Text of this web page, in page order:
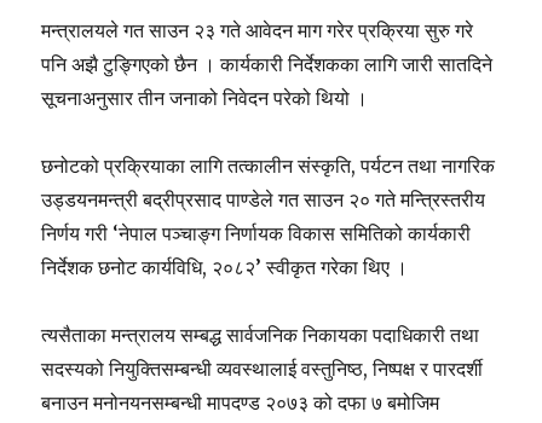
मन्त्रालयले गत साउन २३ गते आवेदन माग गरेर प्रक्रिया सुरु गरे
पनि अझै टुङ्गिएको छैन । कार्यकारी निर्देशकका लागि जारी सातदिने
सूचनाअनुसार तीन जनाको निवेदन परेको थियो ।
छनोटको प्रक्रियाका लागि तत्कालीन संस्कृति, पर्यटन तथा नागरिक
उड्डयनमन्त्री बद्रीप्रसाद पाण्डेले गत साउन २० गते मन्त्रिस्तरीय
निर्णय गरी ‘नेपाल पञ्चाङ्ग निर्णायक विकास समितिको कार्यकारी
निर्देशक छनोट कार्यविधि, २०८२’ स्वीकृत गरेका थिए ।
त्यसैताका मन्त्रालय सम्बद्ध सार्वजनिक निकायका पदाधिकारी तथा
सदस्यको नियुक्तिसम्बन्धी व्यवस्थालाई वस्तुनिष्ठ, निष्पक्ष र पारदर्शी
बनाउन मनोनयनसम्बन्धी मापदण्ड २०७३ को दफा ७ बमोजिम